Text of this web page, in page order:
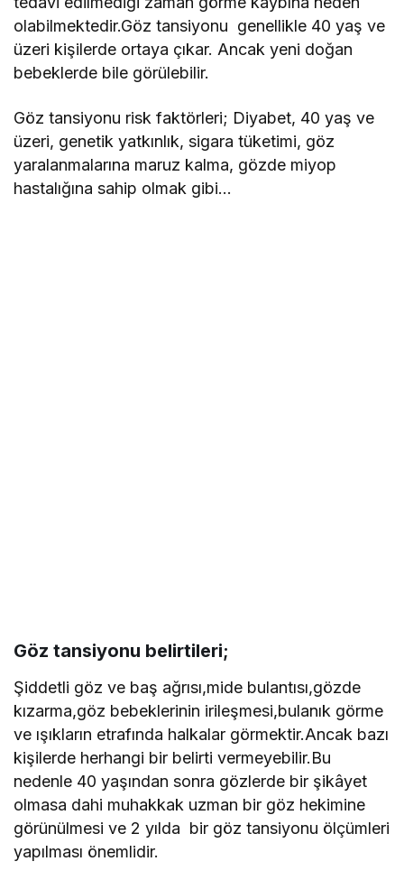
olabilmektedir.Göz tansiyonu genellikle 40 yaş ve
üzeri kişilerde ortaya çıkar. Ancak yeni doğan
bebeklerde bile görülebilir.
Göz tansiyonu risk faktörleri; Diyabet, 40 yaş ve
üzeri, genetik yatkınlık, sigara tüketimi, göz
yaralanmalarına maruz kalma, gözde miyop
hastalığına sahip olmak gibi…
Göz tansiyonu belirtileri;
Şiddetli göz ve baş ağrısı,mide bulantısı,gözde
kızarma,göz bebeklerinin irileşmesi,bulanık görme
ve ışıkların etrafında halkalar görmektir.Ancak bazı
kişilerde herhangi bir belirti vermeyebilir.Bu
nedenle 40 yaşından sonra gözlerde bir şikâyet
olmasa dahi muhakkak uzman bir göz hekimine
görünülmesi ve 2 yılda bir göz tansiyonu ölçümleri
yapılması önemlidir.